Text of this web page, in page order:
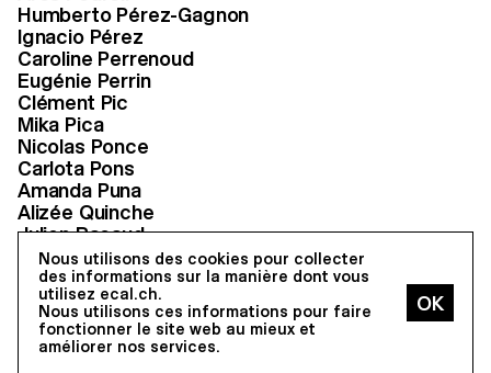
David Douard
Artist, Paris
Jury MA Fine Arts
Despite the difficult times we are
facing, students from the MA
Product Design demonstrated their
ability to reflect their mature,
courageous and diverse ways to
see the world through design.
Bravo!
Humberto Pérez-Gagnon
Ignacio Pérez
Caroline Perrenoud
Eugénie Perrin
Clément Pic
Mika Pica
Nicolas Ponce
Carlota Pons
Amanda Puna
Alizée Quinche
Julien Racaud
Silvio Rebholz
Julian Ribler
Juri Römmel
Till Ronacher
Salman Rouhani
Nous utilisons des cookies pour collecter
des informations sur la manière dont vous
utilisez ecal.ch.
Nous utilisons ces informations pour faire
fonctionner le site web au mieux et
améliorer nos services.